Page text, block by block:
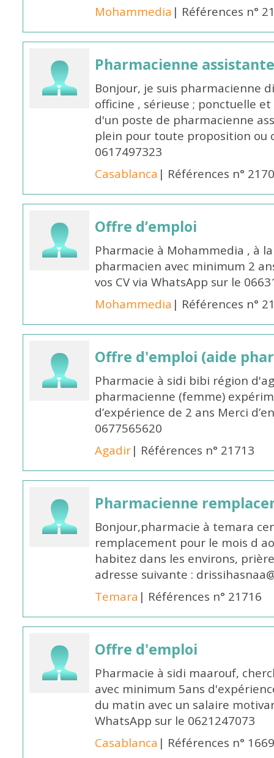
Mohammedia | Références n°
Pharmacienne
Bonjour, je suis pharmacienne
officine , sérieuse ; ponctuelle
d'un poste de pharmacienne
plein pour toute proposition ou
0617497323
Casablanca | Références n°
Offre d’emploi
Pharmacie à Mohammedia , à
pharmacien avec minimum 2
vos CV via WhatsApp sur le
Mohammedia | Références n°
Offre d'emploi (aide
Pharmacie à sidi bibi région
pharmacienne (femme)
d’expérience de 2 ans Merci
0677565620
Agadir| Références n° 21713
Pharmacienne
Bonjour,pharmacie à temara
remplacement pour le mois d
habitez dans les environs,
adresse suivante :
Temara | Références n° 21716
Offre d'emploi
Pharmacie à sidi maarouf,
avec minimum 5ans
du matin avec un salaire
WhatsApp sur le 0621247073
Casablanca | Références n°